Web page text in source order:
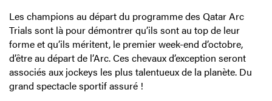
Les champions au départ du programme des Qatar Arc
Trials sont là pour démontrer qu’ils sont au top de leur
forme et qu’ils méritent, le premier week-end d’octobre,
d’être au départ de l’Arc. Ces chevaux d’exception seront
associés aux jockeys les plus talentueux de la planète. Du
grand spectacle sportif assuré !